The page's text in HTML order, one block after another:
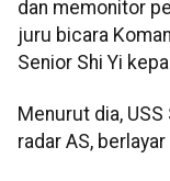
dan memonitor
juru bicara
Senior Shi Yi
Menurut dia,
radar AS,